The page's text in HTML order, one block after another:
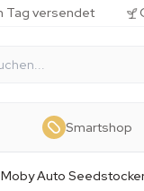
Tag versendet
Smartshop
Auto